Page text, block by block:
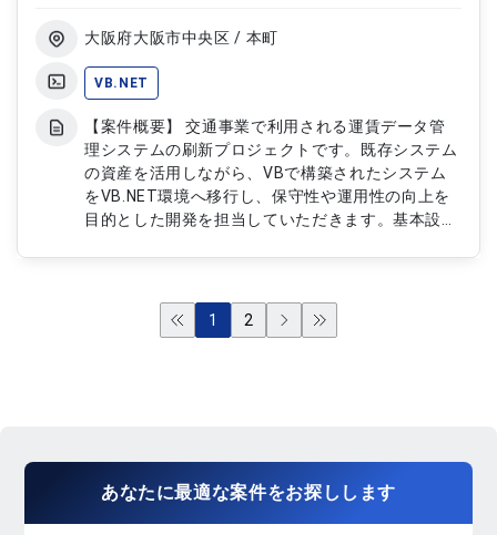
結合テストの実施および品質検証 ・不具合の調
調査および動作確認 ・テストエビデンスの作成お
よび管理 ・各種開発ドキュメントの作成および更
新 ・関係者との仕様確認および進捗共有 ・システ
ム品質向上に向けた改善対応
大阪府大阪市中央区 / 本町
VB.NET
【案件概要】 交通事業で利用される運賃データ管
理システムの刷新プロジェクトです。既存システム
の資産を活用しながら、VBで構築されたシステム
をVB.NET環境へ移行し、保守性や運用性の向上を
目的とした開発を担当していただきます。基本設計
マイグレーション開発 ・既存システムの調査およ
び影響範囲の確認 ・VBからVB.NETへの移行設計お
質確認 ・不具合の調査、分析および修正対応 ・移
行後システムの動作検証および性能確認 ・設計
1 2
あなたに最適な案件をお探し します